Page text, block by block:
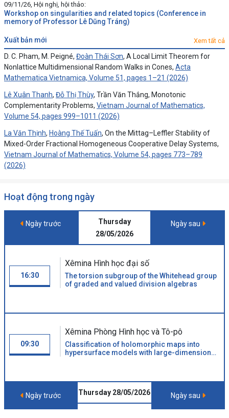
09/11/26, Hội nghị, hội thảo:
Workshop on singularities and related topics (Conference in
memory of Professor Lê Dũng Tráng)
xuất bản mới Xem tất cả
D. C. Pham, M. Peigné, Đoàn Thái Sơn, A Local Limit Theorem for
Nonlattice Multidimensional Random Walks in Cones, Acta
Mathematica Vietnamica, Volume 51, pages 1–21 (2026)
Lê Xuân Thanh, Đỗ Thị Thùy, Trần Văn Thắng, Monotonic
Complementarity Problems, Vietnam Journal of Mathematics,
Volume 54, pages 999–1011 (2026)
La Văn Thịnh, Hoàng Thế Tuấn, On the Mittag–Leffler Stability of
Mixed-Order Fractional Homogeneous Cooperative Delay Systems,
Vietnam Journal of Mathematics, Volume 54, pages 773–789
(2026)
Hoạt động trong ngày
Ngày trước
Thursday
28/05/2026
Ngày sau
16:30
Xêmina Hình học đại số
The torsion subgroup of the Whitehead group
of graded and valued division algebras
09:30
Xêmina Phòng Hình học và Tô-pô
Classification of holomorphic maps into
hypersurface models with large-dimensional
Ngày trước Thursday 28/05/2026 Ngày sau